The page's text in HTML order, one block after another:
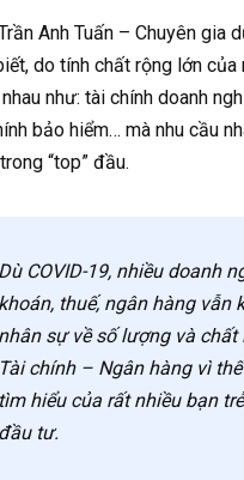
Anh Tuấn – Chuyên gia
do tính chất rộng lớn
như: tài chính doanh
bảo hiểm… mà nhu cầu
“top” đầu.
Dù COVID-19, nhiều doanh
khoán, thuế, ngân hàng vẫn
nhân sự về số lượng và
Tài chính – Ngân hàng vì
tìm hiểu của rất nhiều bạn
đầu tư.